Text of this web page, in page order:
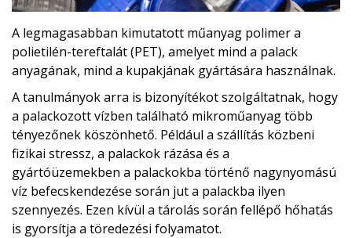
A legmagasabban kimutatott műanyag polimer a
polietilén-tereftalát (PET), amelyet mind a palack
anyagának, mind a kupakjának gyártására használnak.
A tanulmányok arra is bizonyítékot szolgáltatnak, hogy
a palackozott vízben található mikroműanyag több
tényezőnek köszönhető. Például a szállítás közbeni
fizikai stressz, a palackok rázása és a
gyártóüzemekben a palackokba történő nagynyomású
víz befecskendezése során jut a palackba ilyen
szennyezés. Ezen kívül a tárolás során fellépő hőhatás
is gyorsítja a töredezési folyamatot.